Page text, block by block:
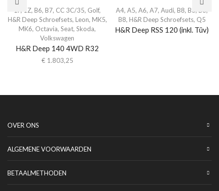
1P , 1Z, B6, B7, CC 3C/35, Golf,
H&R Deep Schroefsets, Leon, MK5,
MK6, Octavia, Seat, Skoda,
Volkswagen
H&R Deep 140 4WD R32
€ 1.803,25
A4, A5, A6, A7, Audi, B8, B8, B8,
B8, H&R Deep Schroefsets, Q5
H&R Deep RSS 120 (inkl. Tüv)
OVER ONS
ALGEMENE VOORWAARDEN
BETAALMETHODEN